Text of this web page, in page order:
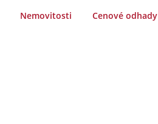
Nemovitosti Cenové odhady